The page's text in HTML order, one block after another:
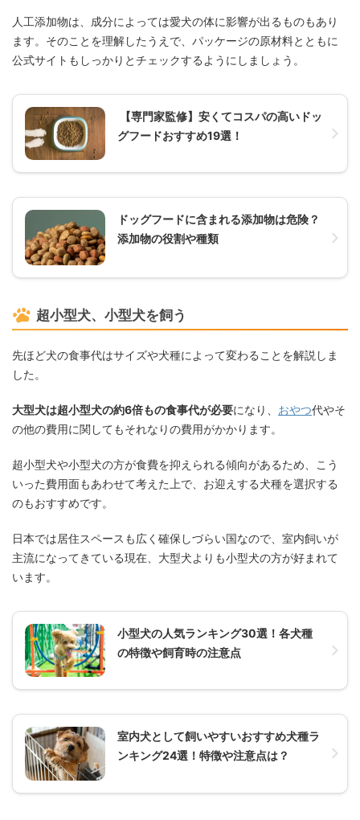
人工添加物は、成分によっては愛犬の体に影響が出るものもあり
ます。そのことを理解したうえで、パッケージの原材料とともに
公式サイトもしっかりとチェックするようにしましょう。
【専門家監修】安くてコスパの高いドッ
グフードおすすめ19選！
ドッグフードに含まれる添加物は危険？
添加物の役割や種類
超小型犬、小型犬を飼う
先ほど犬の食事代はサイズや犬種によって変わることを解説しま
した。
大型犬は超小型犬の約6倍もの食事代が必要になり、 おやつ代やそ
の他の費用に関してもそれなりの費用がかかります。
超小型犬や小型犬の方が食費を抑えられる傾向があるため、こう
いった費用面もあわせて考えた上で、お迎えする犬種を選択する
のもおすすめです。
日本では居住スペースも広く確保しづらい国なので、室内飼いが
主流になってきている現在、大型犬よりも小型犬の方が好まれて
います。
小型犬の人気ランキング30選！各犬種
の特徴や飼育時の注意点
室内犬として飼いやすいおすすめ犬種ラ
ンキング24選！特徴や注意点は？